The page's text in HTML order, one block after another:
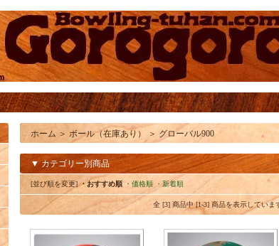
ホーム ＞ ボール（在庫あり） ＞ グローバル900
▼ カテゴリー別商品
[並び順を変更]・おすすめ順 ・価格順 ・新着順
全 [3] 商品中 [1-3] 商品を表示していま